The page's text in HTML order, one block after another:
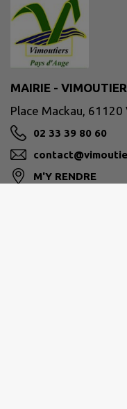
MAIRIE -
Place Mackau,
02 33 39 80 60
M'Y RENDRE